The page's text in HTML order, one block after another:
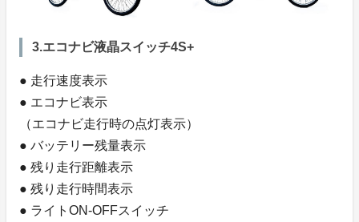
3.エコナビ液晶スイッチ4S+
● 走行速度表示
● エコナビ表示
（エコナビ走行時の点灯表示）
● バッテリー残量表示
● 残り走行距離表示
● 残り走行時間表示
● ライトON-OFFスイッチ